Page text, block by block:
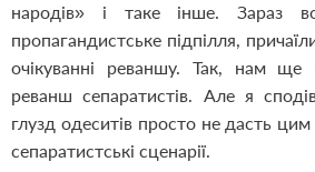
народів» і таке інше. Зараз
пропагандистське підпілля,
очікуванні реваншу. Так, нам ще
реванш сепаратистів. Але я
глузд одеситів просто не дасть
сепаратистські сценарії.